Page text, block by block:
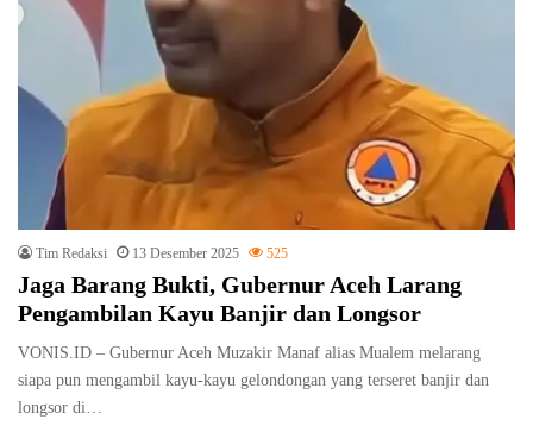
Tim Redaksi 13 Desember 2025 525
Jaga Barang Bukti, Gubernur Aceh Larang
Pengambilan Kayu Banjir dan Longsor
VONIS.ID – Gubernur Aceh Muzakir Manaf alias Mualem melarang
siapa pun mengambil kayu-kayu gelondongan yang terseret banjir dan
longsor di…